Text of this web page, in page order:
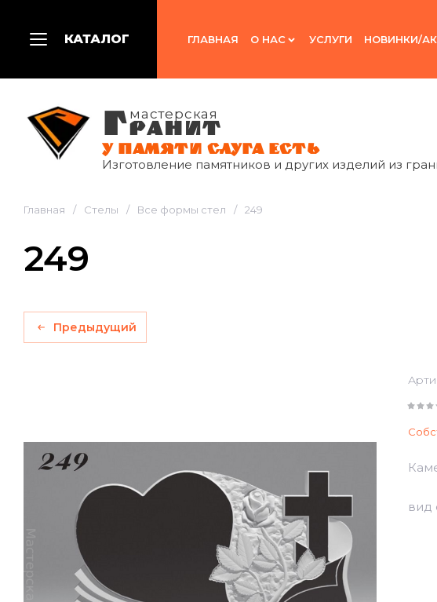
КАТАЛОГ ГЛАВНАЯ О НАС УСЛУГИ НОВИНКИ/
мастерская
ГРАНИТ
У ПАМЯТИ СЛУГА ЕСТЬ
Изготовление памятников и других изделий из
Главная / Стелы / Все формы стел / 249
249
Предыдущий
вид